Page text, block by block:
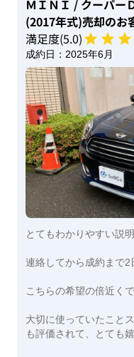
ＭＩＮＩ / クーパー
(2017年式)売却のお
満足度(5.0)
成約日： 2025年6月
とてもわかりやすい説
連絡してから成約まで2
こちらの希望の倍近く
大切に使っていたこと
も評価されて、とても